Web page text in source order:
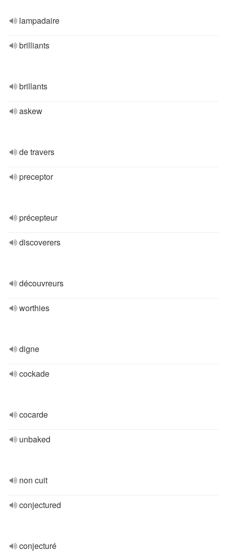
lampadaire
brilliants
brillants
askew
de travers
preceptor
précepteur
discoverers
découvreurs
worthies
digne
cockade
cocarde
unbaked
non cuit
conjectured
conjecturé